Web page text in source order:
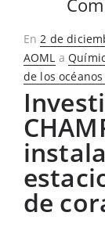
EnPublicado
en
2 de
AOML a
de los
de